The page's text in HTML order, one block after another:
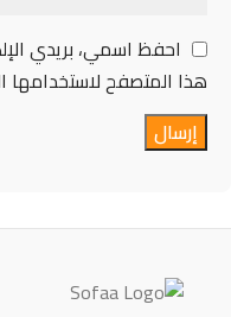
احفظ اسمي، بريدي
هذا المتصفح لاستخدامها